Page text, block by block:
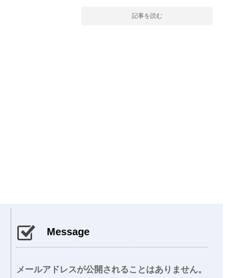
記事を読む
Message
メールアドレスが公開されることはありません。